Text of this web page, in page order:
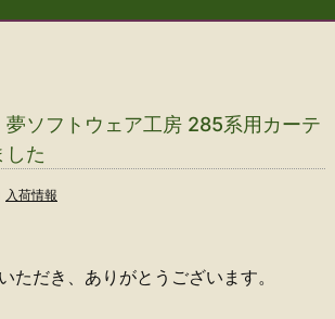


夢ソフトウェア工房 285系用カーテ
した
入荷情報
ただき、ありがとうございます。